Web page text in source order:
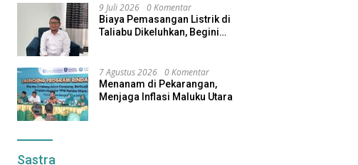
9 Juli 2026 0 Komentar
Biaya Pemasangan Listrik di
Taliabu Dikeluhkan, Begini
7 Agustus 2026 0 Komentar
Menanam di Pekarangan,
Menjaga Inflasi Maluku Utara
Sastra